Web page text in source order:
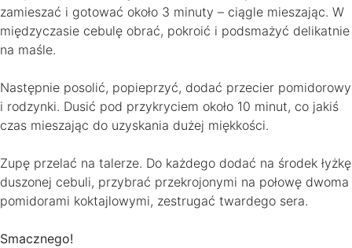
zamieszać i gotować około 3 minuty – ciągle mieszając. W
międzyczasie cebulę obrać, pokroić i podsmażyć delikatnie
na maśle.
Następnie posolić, popieprzyć, dodać przecier pomidorowy
i rodzynki. Dusić pod przykryciem około 10 minut, co jakiś
czas mieszając do uzyskania dużej miękkości.
Zupę przelać na talerze. Do każdego dodać na środek łyżkę
duszonej cebuli, przybrać przekrojonymi na połowę dwoma
pomidorami koktajlowymi, zestrugać twardego sera.
Smacznego!